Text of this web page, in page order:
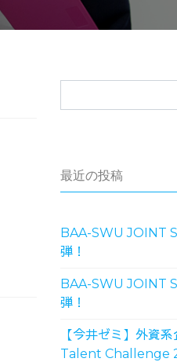
最近の投稿
BAA-SWU JOINT
弾！
BAA-SWU JOINT
弾！
【今井ゼミ】外資
Talent Challenge